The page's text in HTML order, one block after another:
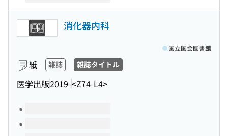
消化器内科
紙 雑誌 雑誌タイトル
医学出版2019-<Z74-L4>
国立国会図書館
このタイトルの巻号